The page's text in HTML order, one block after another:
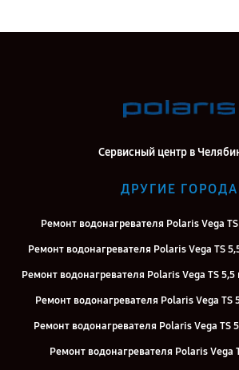
Сервисный центр в
ДРУГИЕ ГОРОДА
Ремонт водонагревателя Polaris Vega
Ремонт водонагревателя Polaris Vega TS
Ремонт водонагревателя Polaris Vega TS
Ремонт водонагревателя Polaris Vega TS
Ремонт водонагревателя Polaris Vega TS
Ремонт водонагревателя Polaris Vega